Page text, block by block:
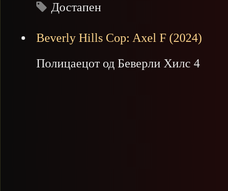
Достапен
Beverly Hills Cop: Axel F (2024)
Полицаецот од Беверли Хилс 4